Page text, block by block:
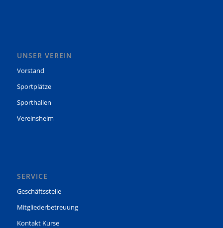
UNSER VEREIN
Vorstand
Sportplätze
Sporthallen
Vereinsheim
SERVICE
Geschäftsstelle
Mitgliederbetreuung
Kontakt Kurse